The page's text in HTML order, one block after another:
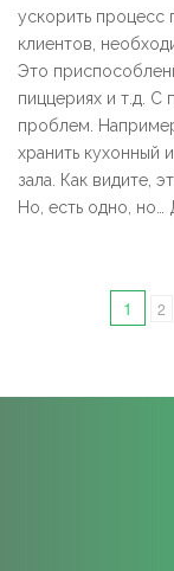
ускорить процесс
клиентов,
Это
пиццериях и т.д.
проблем.
хранить кухонный
зала. Как видите,
Но, есть одно, но…
1 2